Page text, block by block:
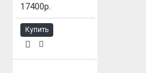
17400р.
Купить